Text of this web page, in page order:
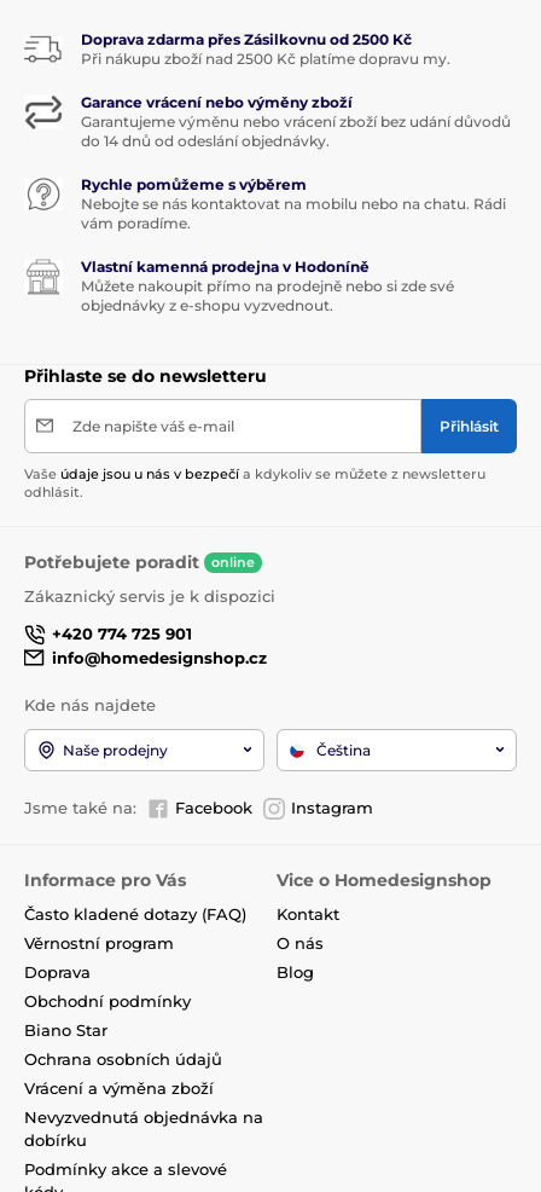
Doprava zdarma přes Zásilkovnu od 2500 Kč
Při nákupu zboží nad 2500 Kč platíme dopravu my.
Garance vrácení nebo výměny zboží
Garantujeme výměnu nebo vrácení zboží bez udání důvodů
do 14 dnů od odeslání objednávky.
Rychle pomůžeme s výběrem
Nebojte se nás kontaktovat na mobilu nebo na chatu. Rádi
vám poradíme.
Vlastní kamenná prodejna v Hodoníně
Můžete nakoupit přímo na prodejně nebo si zde své
objednávky z e-shopu vyzvednout.
Přihlaste se do newsletteru
Zde napište váš e-mail Přihlásit
Vaše údaje jsou u nás v bezpečí a kdykoliv se můžete z newsletteru
odhlásit.
Potřebujete poradit online
Zákaznický servis je k dispozici
+420 774 725 901
info@homedesignshop.cz
Kde nás najdete
Naše prodejny Čeština
Jsme také na: Facebook Instagram
Informace pro Vás
Často kladené dotazy (FAQ)
Věrnostní program
Doprava
Obchodní podmínky
Biano Star
Ochrana osobních údajů
Vrácení a výměna zboží
Nevyzvednutá objednávka na
dobírku
Podmínky akce a slevové
Vice o Homedesignshop
Kontakt
O nás
Blog